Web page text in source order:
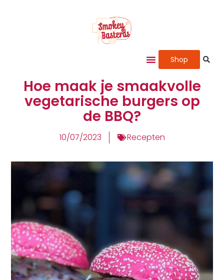
Shop
Hoe maak je smaakvolle
vegetarische burgers op
de BBQ?
10/07/2023 Recepten